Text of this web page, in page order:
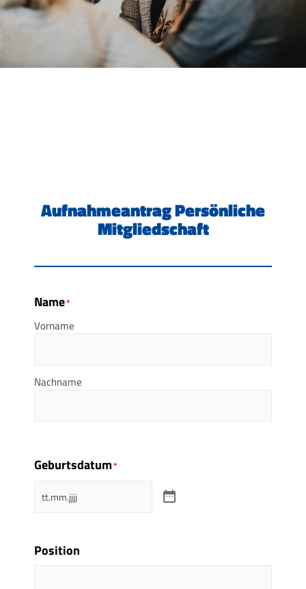
Aufnahmeantrag Persönliche
Mitgliedschaft
Name*
Vorname
Nachname
Geburtsdatum*
Position